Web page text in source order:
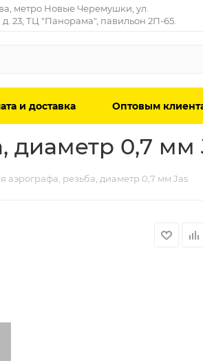
метро Новые Черемушки, ул.
23, ТЦ "Панорама", павильон 2П-65.
и доставка Оптовым
диаметр 0,7 мм
аэрографа, резьба, диаметр 0,7 мм Jas